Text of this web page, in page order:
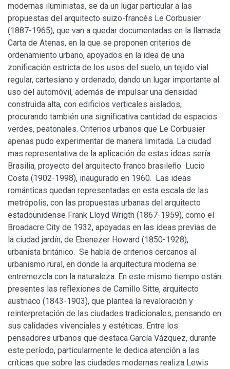
modernas iluministas, se da un lugar particular a las
propuestas del arquitecto suizo-francés Le Corbusier
(1887-1965), que van a quedar documentadas en la llamada
Carta de Atenas, en la que se proponen criterios de
ordenamiento urbano, apoyados en la idea de una
zonificación estricta de los usos del suelo, un tejido vial
regular, cartesiano y ordenado, dando un lugar importante al
uso del automóvil, además de impulsar una densidad
construida alta, con edificios verticales aislados,
procurando también una significativa cantidad de espacios
verdes, peatonales. Criterios urbanos que Le Corbusier
apenas pudo experimentar de manera limitada. La ciudad
mas representativa de la aplicación de estas ideas sería
Brasilia, proyecto del arquitecto franco brasileño Lucio
Costa (1902-1998), inaugurado en 1960. Las ideas
románticas quedan representadas en esta escala de las
metrópolis, con las propuestas urbanas del arquitecto
estadounidense Frank Lloyd Wrigth (1867-1959), como el
Broadacre City de 1932, apoyadas en las ideas previas de
la ciudad jardín, de Ebenezer Howard (1850-1928),
urbanista británico. Se habla de criterios cercanos al
urbanismo rural, en donde la arquitectura moderna se
entremezcla con la naturaleza. En este mismo tiempo están
presentes las reflexiones de Camillo Sitte, arquitecto
austriaco (1843-1903), que plantea la revaloración y
reinterpretación de las ciudades tradicionales, pensando en
sus calidades vivenciales y estéticas. Entre los
pensadores urbanos que destaca García Vázquez, durante
este período, particularmente le dedica atención a las
críticas que sobre las ciudades modernas realiza Lewis